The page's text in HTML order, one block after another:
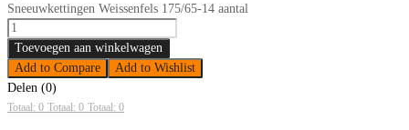
Sneeuwkettingen Weissenfels 175/65-14 aantal
Toevoegen aan winkelwagen
Add to Compare
Add to Wishlist
Delen (0)
Totaal: 0 Totaal: 0 Totaal: 0